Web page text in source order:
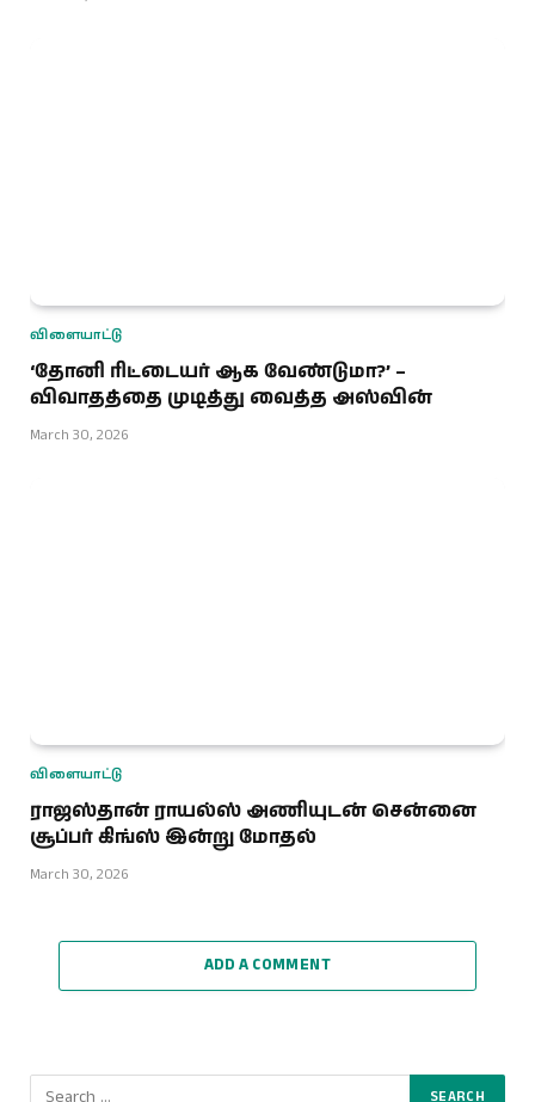
விளையாட்டு
‘தோனி ரிட்டையர் ஆக வேண்டுமா?’ –
விவாதத்தை முடித்து வைத்த அஸ்வின்
March 30, 2026
விளையாட்டு
ராஜஸ்தான் ராயல்ஸ் அணியுடன் சென்னை
சூப்பர் கிங்ஸ் இன்று மோதல்
March 30, 2026
ADD A COMMENT